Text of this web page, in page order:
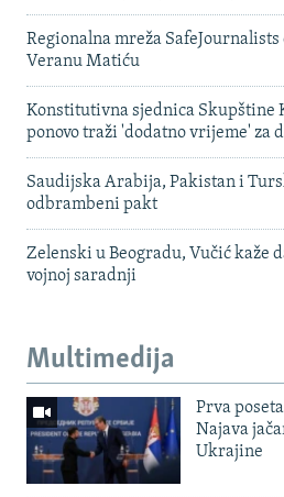
Regionalna mreža
Veranu Matiću
Konstitutivna sjednica Skupštine
ponovo traži 'dodatno vrijeme' za
Saudijska Arabija, Pakistan i
odbrambeni pakt
Zelenski u Beogradu, Vučić kaže
vojnoj saradnji
Multimedija
Prva
Najava
Ukrajine